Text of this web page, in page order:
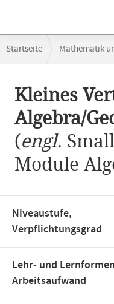
Navigation
Startseite Mathematik
Kleines
Algebra/
(engl.
Module
Niveaustufe,
Verpflichtungsgrad
Lehr- und
Arbeitsaufwand